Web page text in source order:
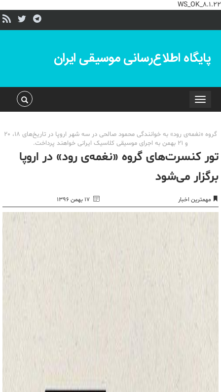
WS_OK_8.1.22
پایگاه اطلاع‌رسانی موسیقی ایران
Toggle
navigation
گروه «نغمه‌ی رود» به خوانندگی محمود صالحی در سه شهر اروپا در تاریخ‌های 18، 20
و 21 بهمن به اجرای موسیقی کلاسیک ایرانی خواهند پرداخت.
تور کنسرت‌های گروه «نغمه‌ی رود» در اروپا
برگزار می‌شود
مهمترین اخبار ۱۷ بهمن ۱۳۹۶